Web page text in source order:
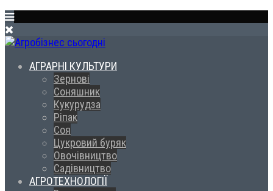
АГРАРНІ КУЛЬТУРИ
Зернові
Соняшник
Кукурудза
Ріпак
Соя
Цукровий буряк
Овочівництво
Садівництво
АГРОТЕХНОЛОГІЇ